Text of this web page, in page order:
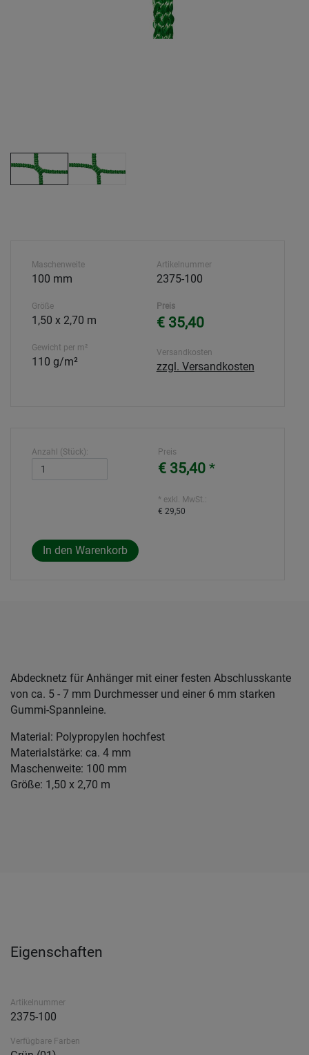
Maschenweite
100 mm
Größe
1,50 x 2,70 m
Gewicht per m²
110 g/m²
Artikelnummer
2375-100
Preis
€ 35,40
Versandkosten
zzgl. Versandkosten
Anzahl (Stück): Preis
€ 35,40 *
* exkl. MwSt.:
€ 29,50
Abdecknetz für Anhänger mit einer festen Abschlusskante
von ca. 5 - 7 mm Durchmesser und einer 6 mm starken
Gummi-Spannleine.
Material: Polypropylen hochfest
Materialstärke: ca. 4 mm
Maschenweite: 100 mm
Größe: 1,50 x 2,70 m
Eigenschaften
Artikelnummer
2375-100
Verfügbare Farben